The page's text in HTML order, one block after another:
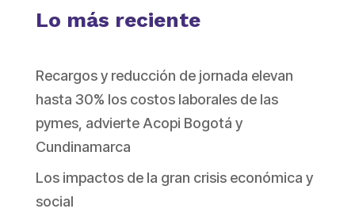
Lo más reciente
Recargos y reducción de jornada elevan
hasta 30% los costos laborales de las
pymes, advierte Acopi Bogotá y
Cundinamarca
Los impactos de la gran crisis económica y
social